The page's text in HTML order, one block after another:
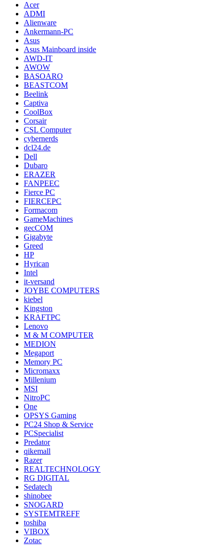
Acer
ADMI
Alienware
Ankermann-PC
Asus
Asus Mainboard inside
AWD-IT
AWOW
BASOARO
BEASTCOM
Beelink
Captiva
CoolBox
Corsair
CSL Computer
cybernerds
dcl24.de
Dell
Dubaro
ERAZER
FANPEEC
Fierce PC
FIERCEPC
Formacom
GameMachines
gecCOM
Gigabyte
Greed
HP
Hyrican
Intel
it-versand
JOYBE COMPUTERS
kiebel
Kingston
KRAFTPC
Lenovo
M & M COMPUTER
MEDION
Megaport
Memory PC
Micromaxx
Millenium
MSI
NitroPC
One
OPSYS Gaming
PC24 Shop & Service
PCSpecialist
Predator
qikemall
Razer
REALTECHNOLOGY
RG DIGITAL
Sedatech
shinobee
SNOGARD
SYSTEMTREFF
toshiba
VIBOX
Zotac